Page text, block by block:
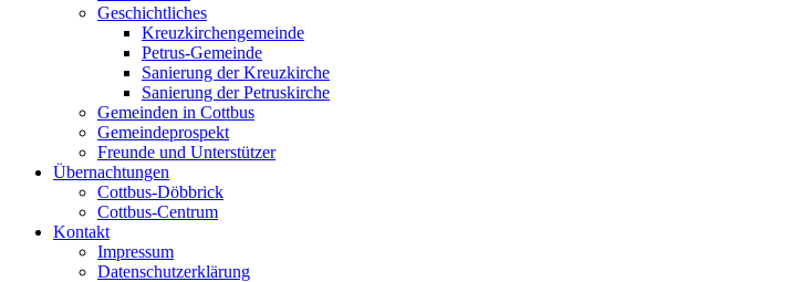
Geschichtliches
Kreuzkirchengemeinde
Petrus-Gemeinde
Sanierung der Kreuzkirche
Sanierung der Petruskirche
Gemeinden in Cottbus
Gemeindeprospekt
Freunde und Unterstützer
Übernachtungen
Cottbus-Döbbrick
Cottbus-Centrum
Kontakt
Impressum
Datenschutzerklärung